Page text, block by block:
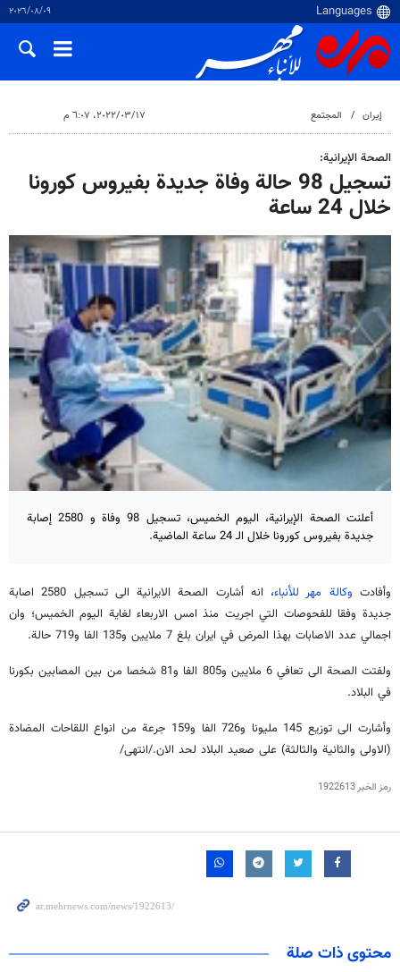
٠٩‏/٠٨‏/٢٠٢٦
إيران المجتمع ١٧‏/٠٣‏/٢٠٢٢، ٦:٠٧ م
الصحة الإيرانية:
تسجيل 98 حالة وفاة جديدة بفيروس كورونا
خلال 24 ساعة
أعلنت الصحة الإيرانية، اليوم الخميس، تسجيل 98 وفاة و 2580 إصابة
جديدة بفيروس كورونا خلال الـ 24 ساعة الماضية.
وأفادت وكالة مهر للأنباء
، انه أشارت الصحة الايرانية الى تسجيل 2580 اصابة
جديدة وفقا للفحوصات التي اجريت منذ امس الاربعاء لغاية اليوم الخميس؛ وان
اجمالي عدد الاصابات بهذا المرض في ايران بلغ 7 ملايين و135 الفا و719 حالة.
ولفتت الصحة الى تعافي 6 ملايين و805 الفا و81 شخصا من بين المصابين بكورنا
في البلاد.
وأشارت الى توزيع 145 مليونا و726 الفا و159 جرعة من انواع اللقاحات المضادة
(الاولى والثانية والثالثة) على صعيد البلاد لحد الان./انتهى/
رمز الخبر1922613
محتوى ذات صلة